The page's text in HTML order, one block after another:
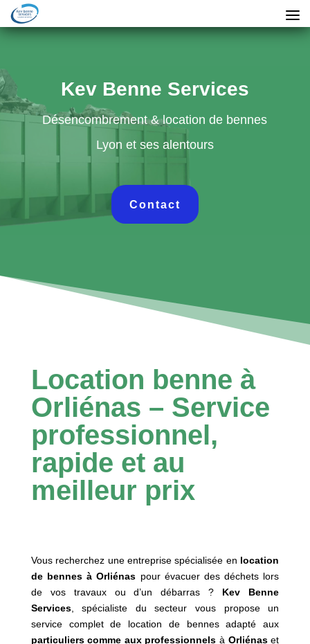
Kev Benne Services
Désencombrement & location de bennes
Lyon et ses alentours
Contact
Location benne à
Orliénas – Service
professionnel,
rapide et au
meilleur prix
Vous recherchez une entreprise spécialisée en location
de bennes à Orliénas pour évacuer des déchets lors
de vos travaux ou d’un débarras ? Kev Benne
Services, spécialiste du secteur vous propose un
service complet de location de bennes adapté aux
particuliers comme aux professionnels à Orliénaset